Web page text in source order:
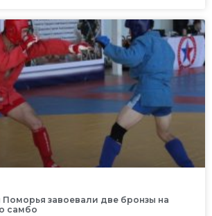
завоевали две бронзы на
самбо